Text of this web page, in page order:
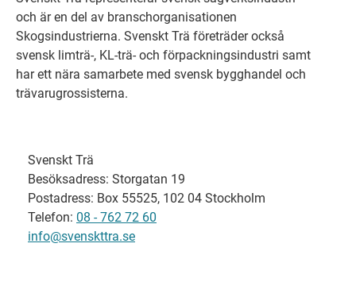
och är en del av branschorganisationen
Skogsindustrierna. Svenskt Trä företräder också
svensk limträ-, KL-trä- och förpackningsindustri samt
har ett nära samarbete med svensk bygghandel och
trävarugrossisterna.
Svenskt Trä
Besöksadress: Storgatan 19
Postadress: Box 55525, 102 04 Stockholm
Telefon: 08 - 762 72 60
info@svenskttra.se